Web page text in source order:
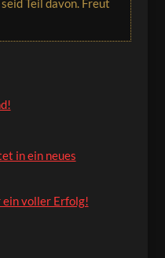
Teil davon. Freut
in ein neues
voller Erfolg!